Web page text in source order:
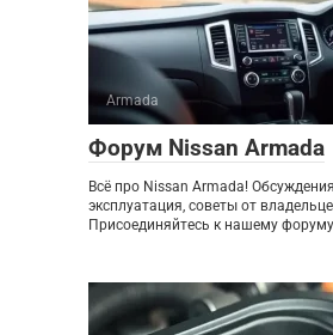
Armada
Форум Nissan Armada
Всё про Nissan Armada!
эксплуатация, советы от
Присоединяйтесь к нашему форуму